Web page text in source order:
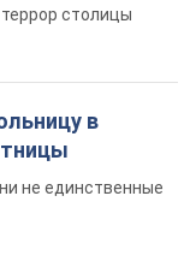
столицы
в
не единственные